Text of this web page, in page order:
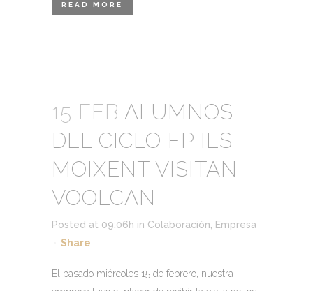
READ MORE
15 FEB ALUMNOS
DEL CICLO FP IES
MOIXENT VISITAN
VOOLCAN
Posted at 09:06h in Colaboración
Empresa
Share
El pasado miércoles 15 de febrero, nuestra